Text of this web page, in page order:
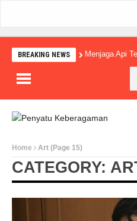
BREAKING NEWS Menjaga Api
Home Art (Page 15)
CATEGORY: